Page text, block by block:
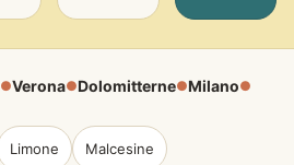
●Verona●Dolomitterne●Milano●
Limone Malcesine